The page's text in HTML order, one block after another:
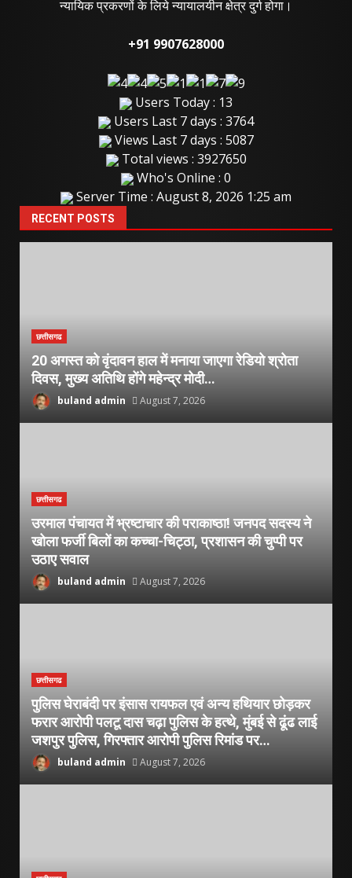
न्यायिक प्रकरणों के लिये न्यायालयीन क्षेत्र दुर्ग होगा।
+91 9907628000
Users Today : 13
Users Last 7 days : 3764
Views Last 7 days : 5087
Total views : 3927650
Who's Online : 0
Server Time : August 8, 2026 1:25 am
RECENT POSTS
छत्तीसगढ
20 अगस्त को वृंदावन हाल में मनाया जाएगा रेडियो श्रोता
दिवस, मुख्य अतिथि होंगे महेन्द्र मोदी…
buland admin August 7, 2026
छत्तीसगढ
उरमाल पंचायत में भ्रष्टाचार की पराकाष्ठा! जनपद सदस्य ने
खोला फर्जी बिलों का कच्चा-चिट्ठा, प्रशासन की चुप्पी पर
उठाए सवाल
buland admin August 7, 2026
छत्तीसगढ
पुलिस घेराबंदी पर इंसास रायफल एवं अन्य हथियार छोड़कर
फरार आरोपी पलटू दास चढ़ा पुलिस के हत्थे, मुंबई से ढूंढ लाई
जशपुर पुलिस, गिरफ्तार आरोपी पुलिस रिमांड पर…
buland admin August 7, 2026